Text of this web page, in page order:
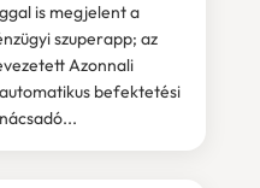
is megjelent a
szuperapp; az
Azonnali
befektetési